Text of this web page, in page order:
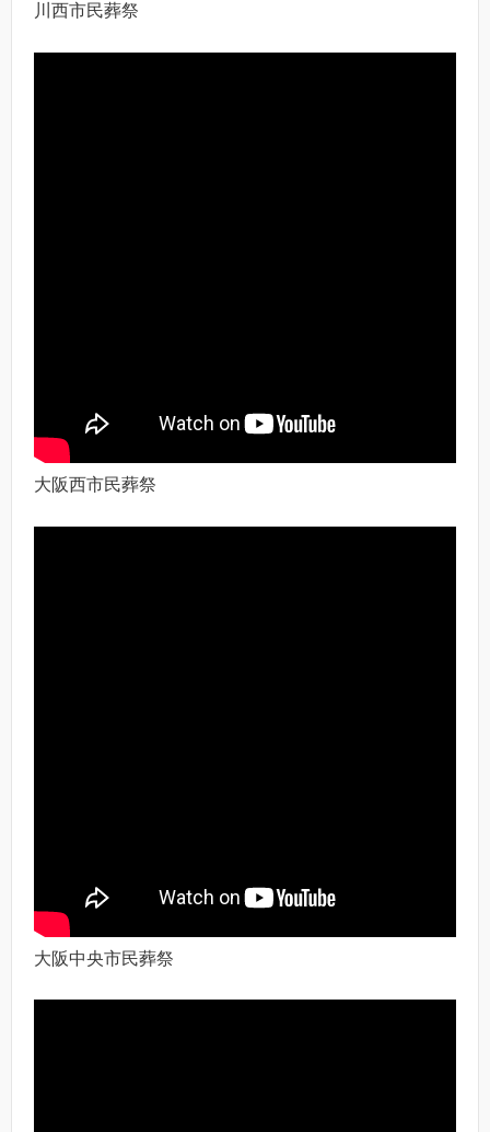
川西市民葬祭
大阪西市民葬祭
大阪中央市民葬祭